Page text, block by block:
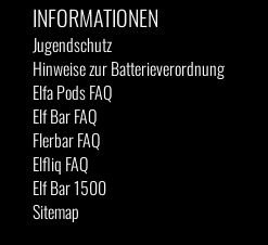
INFORMATIONEN
Jugendschutz
Hinweise zur Batterieverordnung
Elfa Pods FAQ
Elf Bar FAQ
Flerbar FAQ
Elfliq FAQ
Elf Bar 1500
Sitemap